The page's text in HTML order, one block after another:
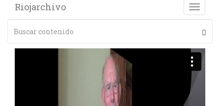
Toggle
Riojarchivo